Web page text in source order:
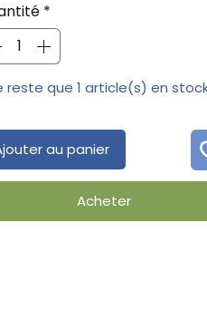
en acier solide
4 trous pré-percés pour faciliter
fiation murale
Idéal pour décorer votre
*
reste que 1 article(s) en
au panier
Acheter